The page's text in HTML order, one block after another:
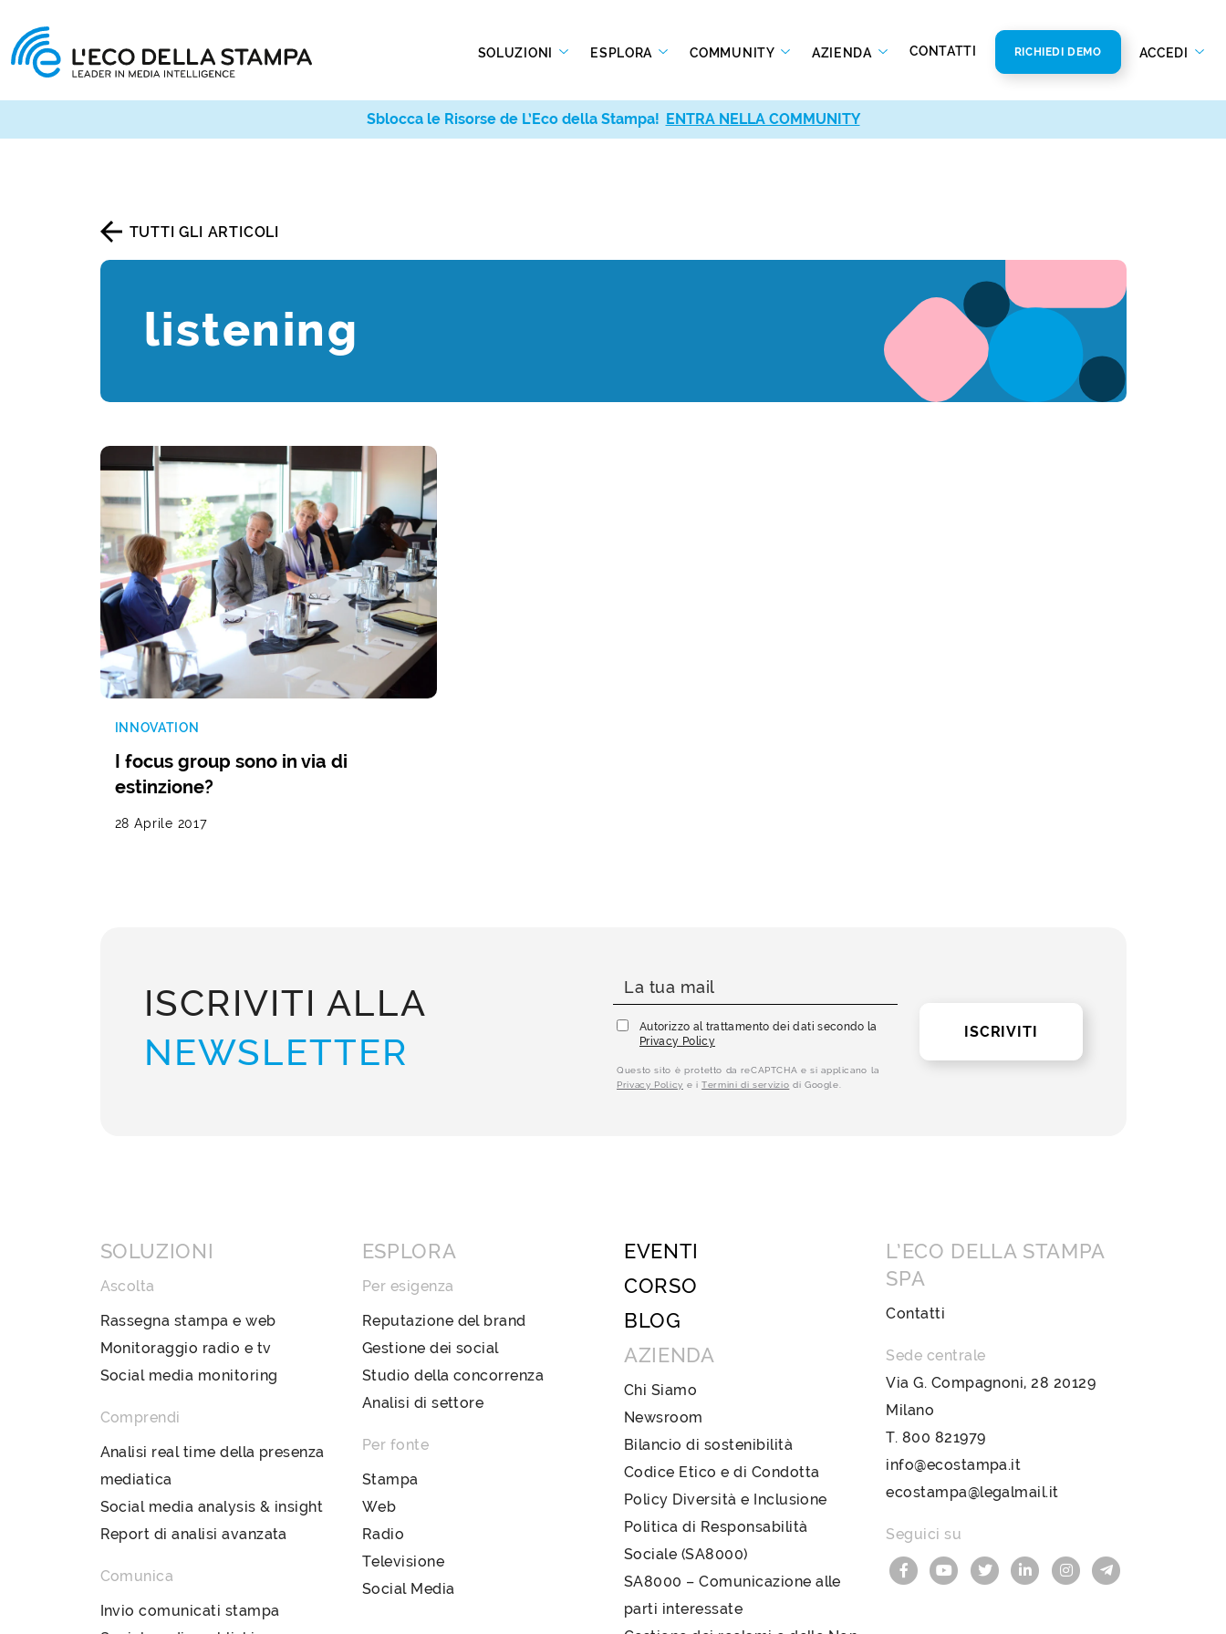
SOLUZIONI ESPLORA COMMUNITY AZIENDA CONTATTI RICHIEDI DEMO ACCEDI
TUTTI GLI ARTICOLI
listening
INNOVATION
I focus group sono in via di
estinzione?
28 Aprile 2017
ISCRIVITI ALLA
NEWSLETTER
Autorizzo al trattamento dei dati secondo la
Privacy Policy
Questo sito è protetto da reCAPTCHA e si applicano la
Privacy Policy e iTermini di servizio di Google.
ISCRIVITI
SOLUZIONI
Ascolta
Rassegna stampa e web
Monitoraggio radio e tv
Social media monitoring
Comprendi
Analisi real time della presenza
mediatica
Social media analysis & insight
Report di analisi avanzata
Comunica
Invio comunicati stampa
ESPLORA
Per esigenza
Reputazione del brand
Gestione dei social
Studio della concorrenza
Analisi di settore
Per fonte
Stampa
Web
Radio
Televisione
Social Media
EVENTI
CORSO
BLOG
AZIENDA
Chi Siamo
Newsroom
Bilancio di sostenibilità
Codice Etico e di Condotta
Policy Diversità e Inclusione
Politica di Responsabilità
Sociale (SA8000)
SA8000 – Comunicazione alle
parti interessate
L’ECO DELLA STAMPA
SPA
Contatti
Sede centrale
Via G. Compagnoni, 28 20129
Milano
T. 800 821979
info@ecostampa.it
ecostampa@legalmail.it
Seguici su
Sblocca le Risorse de L’Eco della Stampa! ENTRA NELLA COMMUNITY